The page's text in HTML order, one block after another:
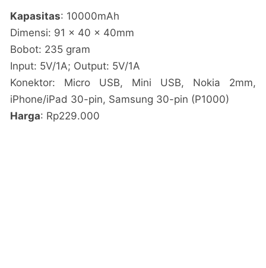
Kapasitas: 10000mAh
Dimensi: 91 x 40 x 40mm
Bobot: 235 gram
Input: 5V/1A; Output: 5V/1A
Konektor: Micro USB, Mini USB, Nokia 2mm,
iPhone/iPad 30-pin, Samsung 30-pin (P1000)
Harga: Rp229.000